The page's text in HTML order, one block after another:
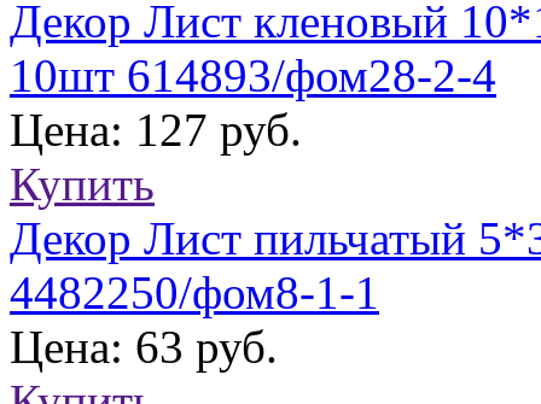
Декор Лист кленовый
10шт 614893/фом28-2-4
Цена: 127 руб.
Купить
Декор Лист пильчатый
4482250/фом8-1-1
Цена: 63 руб.